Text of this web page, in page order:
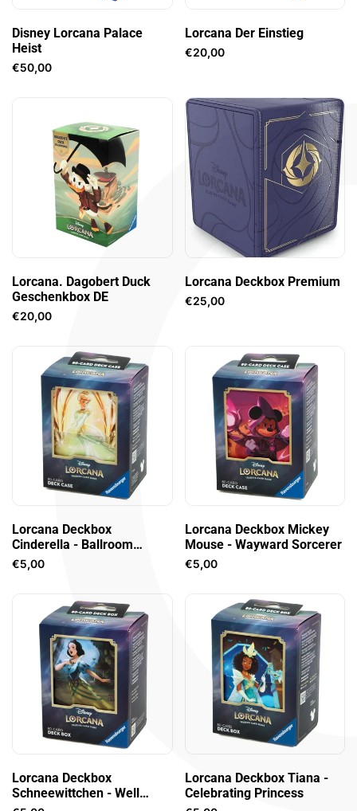
In den Warenkorb legen
Disney Lorcana Palace
Heist
Verkaufspreis
€50,00
In den Warenkorb legen
Lorcana Der Einstieg
Verkaufspreis
€20,00
In den Warenkorb legen
Lorcana. Dagobert Duck
Geschenkbox DE
Verkaufspreis
€20,00
In den Warenkorb legen
Lorcana Deckbox Premium
Verkaufspreis
€25,00
In den Warenkorb legen
Lorcana Deckbox
Cinderella - Ballroom
Sensation
Verkaufspreis
€5,00
In den Warenkorb legen
Lorcana Deckbox Mickey
Mouse - Wayward Sorcerer
Verkaufspreis
€5,00
In den Warenkorb legen
Lorcana Deckbox
Schneewittchen - Well
Wisher
In den Warenkorb legen
Lorcana Deckbox Tiana -
Celebrating Princess